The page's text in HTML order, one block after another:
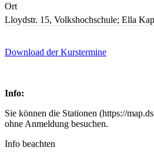
Ort
Lloydstr. 15, Volkshochschule; Ella
Download der Kurstermine
Info:
Sie können die Stationen (https://
ohne Anmeldung besuchen.
Info beachten